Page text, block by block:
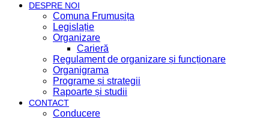
DESPRE NOI
Comuna Frumușița
Legislație
Organizare
Carieră
Regulament de organizare și funcționare
Organigrama
Programe și strategii
Rapoarte și studii
CONTACT
Conducere